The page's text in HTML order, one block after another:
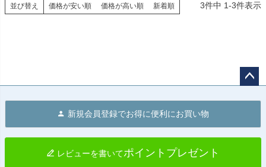
並び替え 価格が安い順 価格が高い順 新着順 3件中 1-3件表示
へ
新規会員登録でお得に便利にお買い物
レビューを書いてポイントプレゼント